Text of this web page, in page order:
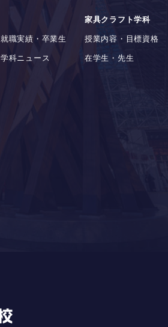
就職実績・卒業生
学科ニュース
家具クラフト学科
授業内容・目標資格
在学生・先生